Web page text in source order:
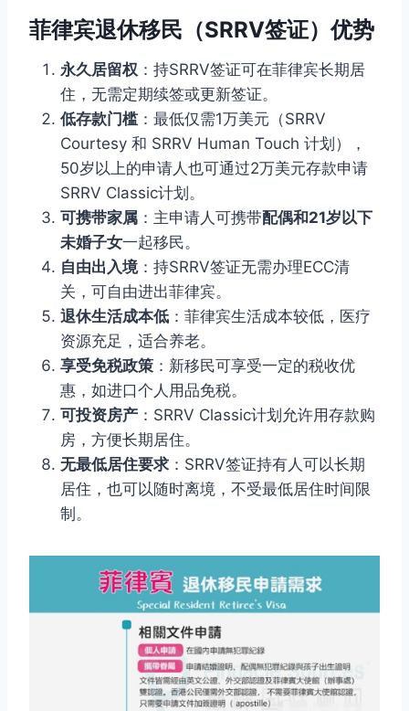
菲律宾退休移民（SRRV签证）优势
永久居留权 ：持SRRV签证可在菲律宾长期居
住，无需定期续签或更新签证。
低存款门槛：最低仅需1万美元（SRRV
Courtesy 和 SRRV Human Touch 计划），
50岁以上的申请人也可通过2万美元存款申请
SRRV Classic计划。
可携带家属 ：主申请人可携带配偶和21岁以下
未婚子女一起移民。
自由出入境：持SRRV签证无需办理ECC清
关，可自由进出菲律宾。
退休生活成本低 ：菲律宾生活成本较低，医疗
资源充足，适合养老。
享受免税政策 ：新移民可享受一定的税收优
惠，如进口个人用品免税。
可投资房产 ：SRRV Classic计划允许用存款购
房，方便长期居住。
无最低居住要求 ：SRRV签证持有人可以长期
居住，也可以随时离境，不受最低居住时间限
制。